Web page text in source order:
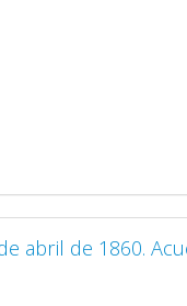
abril de 1860.